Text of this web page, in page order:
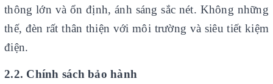
thông lớn và ổn định, ánh sáng sắc nét. Không những
thế, đèn rất thân thiện với môi trường và siêu tiết kiệm
điện.
2.2. Chính sách bảo hành